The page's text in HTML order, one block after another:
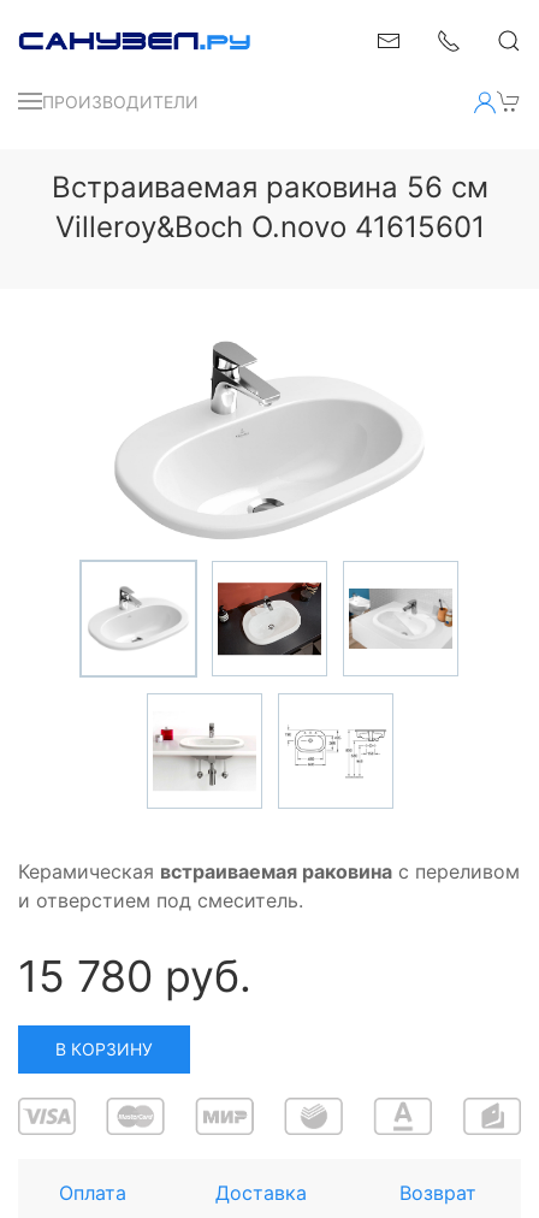
ПРОИЗВОДИТЕЛИ
Встраиваемая раковина 56 см
Villeroy&Boch O.novo 41615601
Керамическая встраиваемая раковина с переливом
и отверстием под смеситель.
15 780 руб.
В КОРЗИНУ
Оплата Доставка Возврат